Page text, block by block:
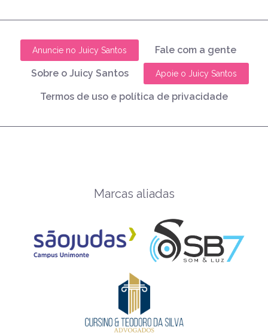
Anuncie no Juicy Santos Fale com a gente
Sobre o Juicy Santos Apoie o Juicy Santos
Termos de uso e política de privacidade
Marcas aliadas